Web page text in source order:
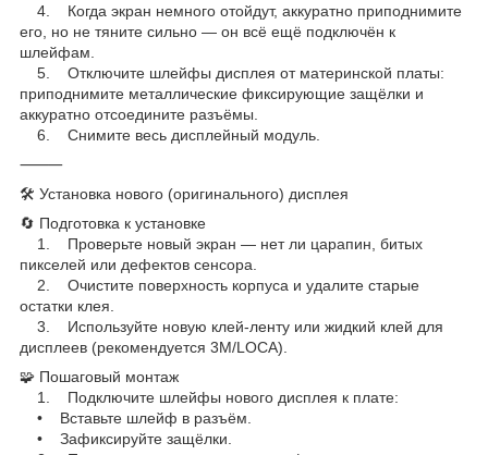
4. Когда экран немного отойдут, аккуратно приподнимите
его, но не тяните сильно — он всё ещё подключён к
шлейфам.
5. Отключите шлейфы дисплея от материнской платы:
приподнимите металлические фиксирующие защёлки и
аккуратно отсоедините разъёмы.
6. Снимите весь дисплейный модуль.
⸻
🛠 Установка нового (оригинального) дисплея
🔄 Подготовка к установке
1. Проверьте новый экран — нет ли царапин, битых
пикселей или дефектов сенсора.
2. Очистите поверхность корпуса и удалите старые
остатки клея.
3. Используйте новую клей-ленту или жидкий клей для
дисплеев (рекомендуется 3M/LOCA).
🧩 Пошаговый монтаж
1. Подключите шлейфы нового дисплея к плате:
• Вставьте шлейф в разъём.
• Зафиксируйте защёлки.